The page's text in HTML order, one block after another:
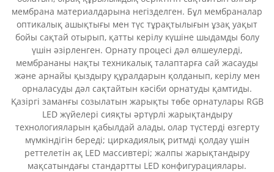
мембрана материалдарына негізделген. Бұл мембраналар
оптикалық ашықтығы мен түс тұрақтылығын ұзақ уақыт
бойы сақтай отырып, қатты керілу күшіне шыдамды болу
үшін әзірленген. Орнату процесі дәл өлшеулерді,
мембрананы нақты техникалық талаптарға сай жасауды
және арнайы қыздыру құралдарын қолданып, керілу мен
орналасуды дәл сақтайтын кәсіби орнатуды қамтиды.
Қазіргі заманғы созылатын жарықты төбе орнатулары RGB
LED жүйелері сияқты әртүрлі жарықтандыру
технологияларын қабылдай алады, олар түстерді өзгерту
мүмкіндігін береді; циркадиялық ритмді қолдау үшін
реттелетін ақ LED массивтері; жалпы жарықтандыру
мақсатындағы стандартты LED конфигурациялары.